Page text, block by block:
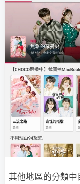
其他地區的分類